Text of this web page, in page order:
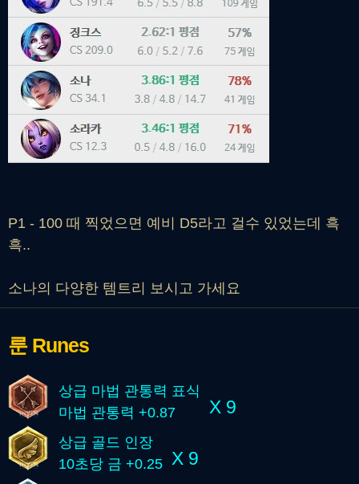
P1 - 100 때 찍었으면 예비 D5라고 걸수 있었는데 흑
흑..
소나의 다양한 템트리 보시고 가세요
룬 Runes
상급 마법 관통력 표식
마법 관통력 +0.87
X 9
상급 골드 인장
10초당 금 +0.25
X 9